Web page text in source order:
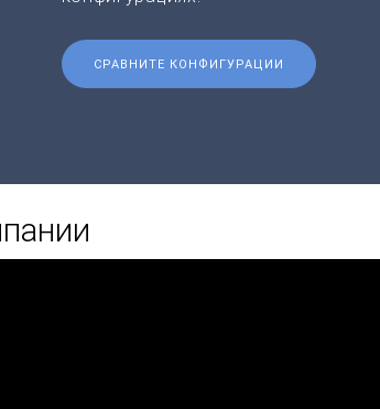
СРАВНИТЕ КОНФИГУРАЦИИ